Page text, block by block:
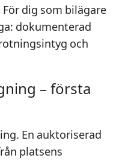
dig som bilägare
dokumenterad
och
– första
En auktoriserad
platsens